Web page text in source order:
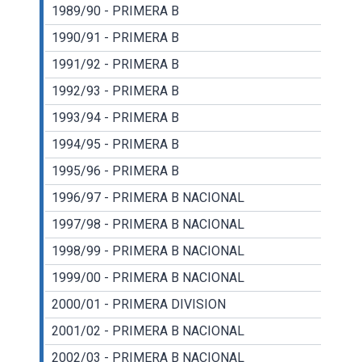
1989/90 - PRIMERA B
1990/91 - PRIMERA B
1991/92 - PRIMERA B
1992/93 - PRIMERA B
1993/94 - PRIMERA B
1994/95 - PRIMERA B
1995/96 - PRIMERA B
1996/97 - PRIMERA B NACIONAL
1997/98 - PRIMERA B NACIONAL
1998/99 - PRIMERA B NACIONAL
1999/00 - PRIMERA B NACIONAL
2000/01 - PRIMERA DIVISION
2001/02 - PRIMERA B NACIONAL
2002/03 - PRIMERA B NACIONAL